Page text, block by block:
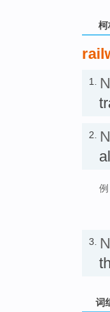
柯
1.
2.
例
3.
词